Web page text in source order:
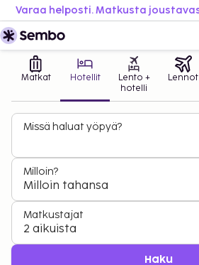
Matkat Hotellit
Lento +
hotelli
Lennot
Missä haluat yöpyä?
Milloin?
Milloin tahansa
Matkustajat
2 aikuista
Haku